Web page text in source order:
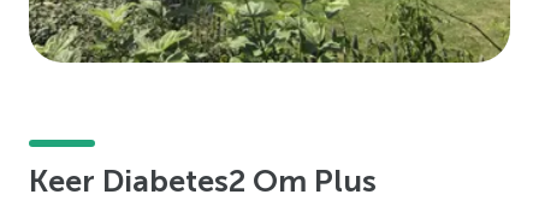
Keer Diabetes2 Om Plus